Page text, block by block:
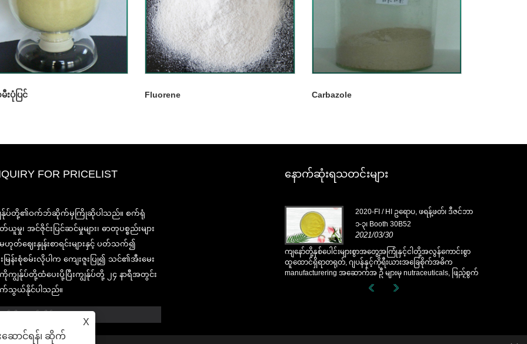
ပုံပြင် Fluorene Carbazole
FOR PRICELIST
န်ုပ်တို့၏ဝက်ဘ်ဆိုက်မှကြိုဆိုပါသည်။ စက်ရုံ
မှု၊ အင်ဇိုင်းပြင်ဆင်မှုများ၊ ဓာတုပစ္စည်းများ
ဟုတ်ဈေးနှုန်းစာရင်းများနှင့် ပတ်သက်၍
မြန်းစုံစမ်းလိုပါက ကျေးဇူးပြု၍ သင်၏အီးမေး
ကျွန်ုပ်တို့ထံပေးပို့ပြီးကျွန်ုပ်တို့ ၂၄ နာရီအတွင်း
သွယ်နိုင်ပါသည်။
နောက်ဆုံးရသတင်းများ
ကျနော်တို့နှစ်ပေါင်းများစွာအတွေ့အကြုံနှင့်ငါတို့အလွန်ကောင်းစွာ
ထူထောင်ရှိရာတရုတ်, ဂျပန်နှင့်ကိုရီးယားအခြေစိုက်အဓိက
manufacturering အဆောက်အ ဦ များမှ nutraceuticals, ဖြည့်စွက်
ခြင်းနှင့်အလုပ်လုပ်အစားအစာ & အဖျော်ယမကာစက်မှုလုပ်ငန်းများ
တို့၏ကျွမ်းကျင်မှုနှင့်ဂုဏ်သတင်းသည်ကမ္ဘာတစ်ဝှမ်းရှိကျွန်ုပ်
တို့၏လုပ်ဖော်ကိုင်ဖက်များကိုအကျိုးပြုသည်။
2020-FI / HI ဥရောပ, ဖရန့်ဖတ်၊ ဒီဇင်ဘာ
၁-၃၊ Booth 30B52
2021/03/30
ကျနော်တို့နှစ်ပေါင်းများစွာအတွေ့အကြုံနှင့်ငါတို့အလွန်ကောင်းစွာ
ထူထောင်ရှိရာတရုတ်, ဂျပန်နှင့်ကိုရီးယားအခြေစိုက်အဓိက
manufacturering အဆောက်အ ဦ များမှ nutraceuticals, ဖြည့်စွက်
ခြင်းနှင့်အလုပ်လုပ်အစားအစာ & အဖျော်ယမကာစက်မှုလုပ်ငန်းများ
အတွက်မရှိမဖြစ်လိုအပ်သောပါဝင်ပစ္စည်းများနှင့်ထုတ်ကုန်ဖွံ့ဖြိုး,
X
ောင်ရန်၊ ဆိုက်